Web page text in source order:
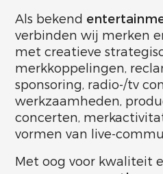
Als bekend
verbinden wij merken
met creatieve
merkkoppelingen,
sponsoring, radio-/tv
werkzaamheden,
concerten,
vormen van live-
Met oog voor kwaliteit